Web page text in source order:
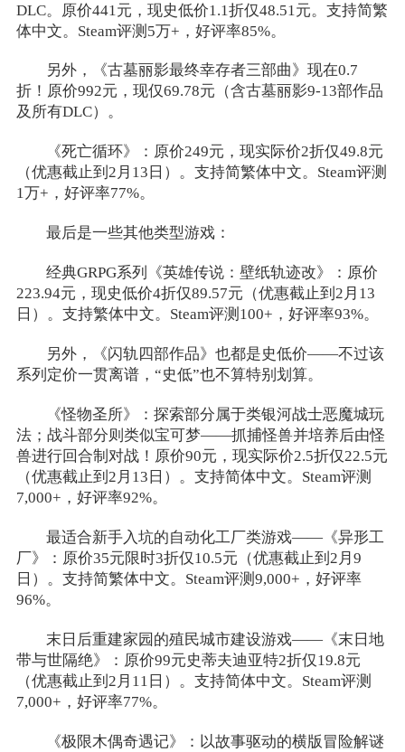
DLC。原价441元，现史低价1.1折仅48.51元。支持简繁
体中文。Steam评测5万+，好评率85%。
另外，《古墓丽影最终幸存者三部曲》现在0.7
折！原价992元，现仅69.78元（含古墓丽影9-13部作品
及所有DLC）。
《死亡循环》：原价249元，现实际价2折仅49.8元
（优惠截止到2月13日）。支持简繁体中文。Steam评测
1万+，好评率77%。
最后是一些其他类型游戏：
经典GRPG系列《英雄传说：壁纸轨迹改》：原价
223.94元，现史低价4折仅89.57元（优惠截止到2月13
日）。支持繁体中文。Steam评测100+，好评率93%。
另外，《闪轨四部作品》也都是史低价——不过该
系列定价一贯离谱，“史低”也不算特别划算。
《怪物圣所》：探索部分属于类银河战士恶魔城玩
法；战斗部分则类似宝可梦——抓捕怪兽并培养后由怪
兽进行回合制对战！原价90元，现实际价2.5折仅22.5元
（优惠截止到2月13日）。支持简体中文。Steam评测
7,000+，好评率92%。
最适合新手入坑的自动化工厂类游戏——《异形工
厂》：原价35元限时3折仅10.5元（优惠截止到2月9
日）。支持简繁体中文。Steam评测9,000+，好评率
96%。
末日后重建家园的殖民城市建设游戏——《末日地
带与世隔绝》：原价99元史蒂夫迪亚特2折仅19.8元
（优惠截止到2月11日）。支持简体中文。Steam评测
7,000+，好评率77%。
《极限木偶奇遇记》：以故事驱动的横版冒险解谜